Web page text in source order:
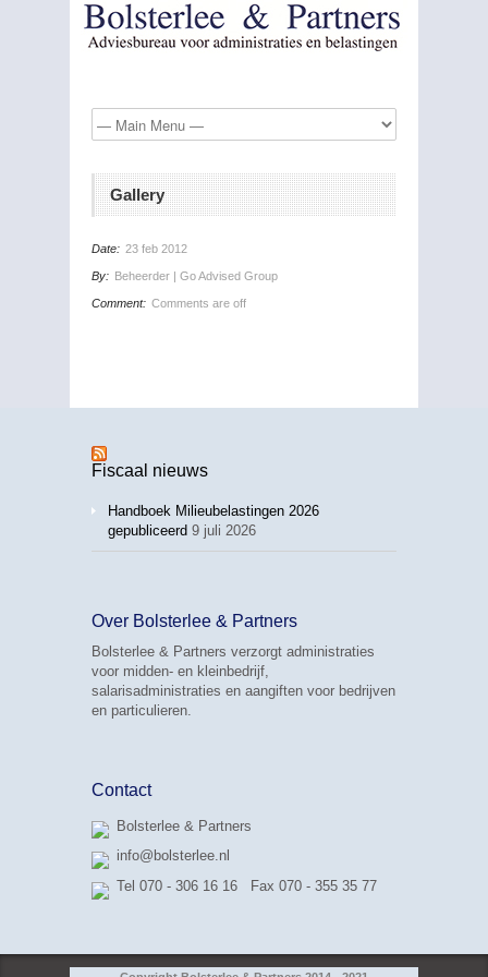
Gallery
Date: 23 feb 2012
By: Beheerder | Go Advised Group
Comment: Comments are off
Fiscaal nieuws
Handboek Milieubelastingen 2026
gepubliceerd 9 juli 2026
Over Bolsterlee & Partners
Bolsterlee & Partners verzorgt administraties
voor midden- en kleinbedrijf,
salarisadministraties en aangiften voor bedrijven
en particulieren.
Contact
Bolsterlee & Partners
info@bolsterlee.nl
Tel 070 - 306 16 16 Fax 070 - 355 35 77